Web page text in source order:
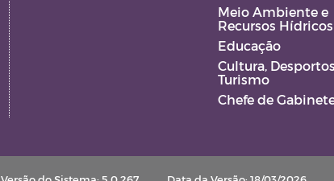
Meio Ambiente e
Recursos Hídricos
Educação
Cultura,
Turismo
Chefe de